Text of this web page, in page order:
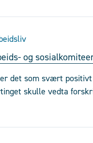
og
det som svært
skulle vedta